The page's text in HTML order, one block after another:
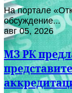
На портале
обсуждение...
авг 05, 2026
МЗ РК